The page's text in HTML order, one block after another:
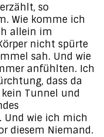
so
Wie komme ich
allein im
nicht spürte
sah. Und wie
anfühlten. Ich
dass da
Tunnel und
Und wie ich mich
diesem Niemand.